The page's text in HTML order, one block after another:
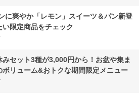
に爽やか「レモン」スイーツ＆パン新登
限定商品をチェック
みセット3種が3,000円から！お盆や集ま
ボリューム&おトクな期間限定メニュー